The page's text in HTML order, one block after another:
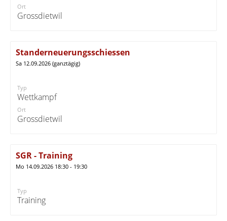
Ort
Grossdietwil
Standerneuerungsschiessen
Sa 12.09.2026 (ganztägig)
Typ
Wettkampf
Ort
Grossdietwil
SGR - Training
Mo 14.09.2026 18:30 - 19:30
Typ
Training